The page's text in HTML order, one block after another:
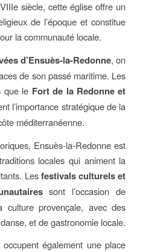
siècle, cette église offre un
de l’époque et constitue
la communauté locale.
d’Ensuès-la-Redonne, on
de son passé maritime. Les
que le Fort de la Redonne et
l’importance stratégique de la
méditerranéenne.
Ensuès-la-Redonne est
locales qui animent la
Lesfestivals culturels et
sont l’occasion de
provençale, avec des
et de gastronomie locale.
également une place